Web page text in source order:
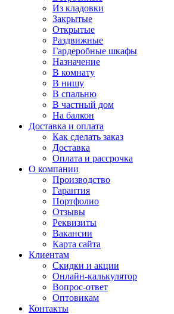
Из кладовки
Закрытые
Открытые
Раздвижные
Гардеробные шкафы
Назначение
В комнату
В нишу
В спальню
В частный дом
На балкон
Доставка и оплата
Как сделать заказ
Доставка
Оплата и рассрочка
О компании
Производство
Гарантия
Портфолио
Отзывы
Реквизиты
Вакансии
Карта сайта
Клиентам
Скидки и акции
Онлайн-калькулятор
Вопрос-ответ
Оптовикам
Контакты